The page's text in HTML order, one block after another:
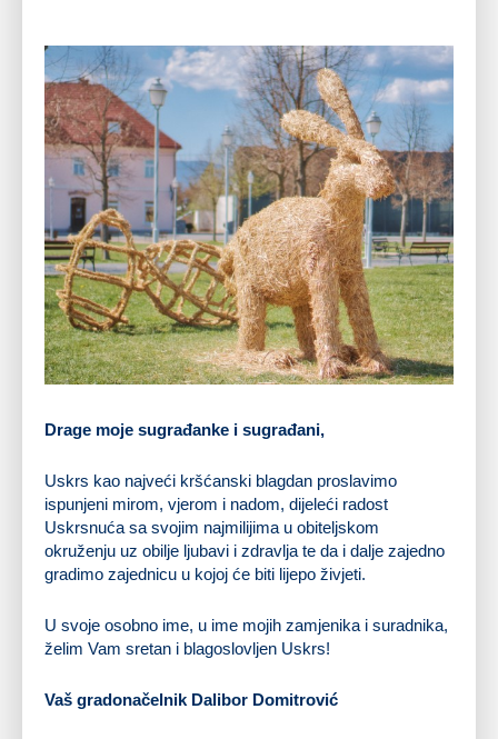
Drage moje sugrađanke i sugrađani,
Uskrs kao najveći kršćanski blagdan proslavimo
ispunjeni mirom, vjerom i nadom, dijeleći radost
Uskrsnuća sa svojim najmilijima u obiteljskom
okruženju uz obilje ljubavi i zdravlja te da i dalje zajedno
gradimo zajednicu u kojoj će biti lijepo živjeti.
U svoje osobno ime, u ime mojih zamjenika i suradnika,
želim Vam sretan i blagoslovljen Uskrs!
Vaš gradonačelnik Dalibor Domitrović